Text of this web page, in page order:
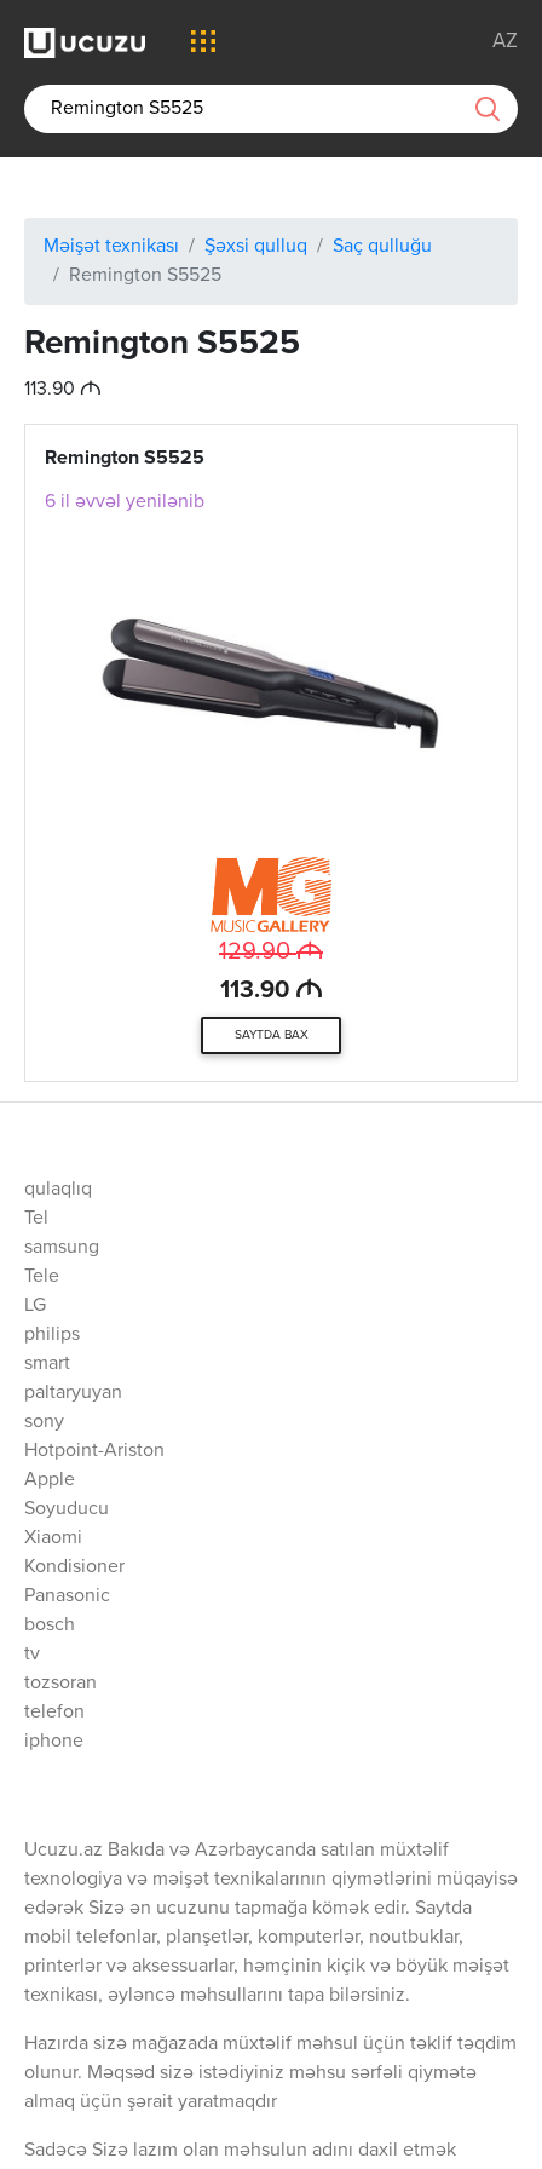
AZ
Məişət texnikası Şəxsi qulluq
Saç qulluğu
Remington S5525
Remington S5525
113.90 M
Remington S5525
6 il əvvəl yenilənib
129.90M
113.90 M
SAYTDA BAX
qulaqlıq
Tel
samsung
Tele
LG
philips
smart
paltaryuyan
sony
Hotpoint-Ariston
Apple
Soyuducu
Xiaomi
Kondisioner
Panasonic
bosch
tv
tozsoran
telefon
iphone
Ucuzu.az Bakıda və Azərbaycanda satılan müxtəlif
texnologiya və məişət texnikalarının qiymətlərini müqayisə
edərək Sizə ən ucuzunu tapmağa kömək edir. Saytda
mobil telefonlar, planşetlər, komputerlər, noutbuklar,
printerlər və aksessuarlar, həmçinin kiçik və böyük məişət
texnikası, əyləncə məhsullarını tapa bilərsiniz.
Hazırda sizə mağazada müxtəlif məhsul üçün təklif təqdim
olunur. Məqsəd sizə istədiyiniz məhsu sərfəli qiymətə
almaq üçün şərait yaratmaqdır
Sadəcə Sizə lazım olan məhsulun adını daxil etmək